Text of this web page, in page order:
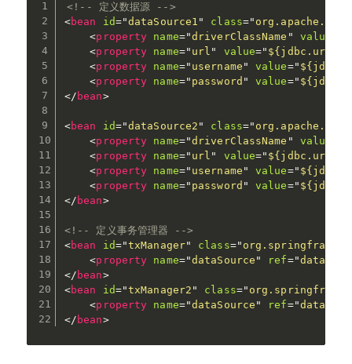
<!-- 定义数据源 -->
<bean id="dataSource1 " class="
<property name="driverClassName " value
<property name=" url " value=" ${jdbc.url}
<property name=" username " value="
<property name=" password " value="
</ bean>
<bean id="dataSource2 " class="
<property name="driverClassName " value
<property name=" url " value=" ${jdbc.url2}
<property name=" username " value="
<property name=" password " value="
</ bean>
<!-- 定义事务管理器 -->
<bean id="txManager" class="
<property name="dataSource " ref="
</ bean>
<bean id="txManager2 " class="
<property name="dataSource " ref="
</ bean>